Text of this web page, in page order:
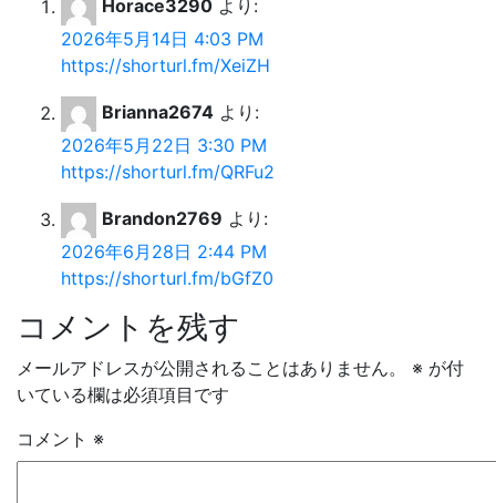
Horace3290 より:
2026年5月14日 4:03 PM
https://shorturl.fm/XeiZH
Brianna2674 より:
2026年5月22日 3:30 PM
https://shorturl.fm/QRFu2
Brandon2769 より:
2026年6月28日 2:44 PM
https://shorturl.fm/bGfZ0
コメントを残す
メールアドレスが公開されることはありません。 ※ が付
いている欄は必須項目です
コメント ※